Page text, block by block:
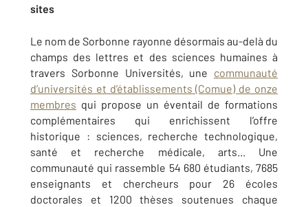
sites
Le nom de Sorbonne rayonne désormais au-delà du
champs des lettres et des sciences humaines à
travers Sorbonne Universités, une communauté
d’universités et d’établissements (Comue) de onze
membres qui propose un éventail de formations
complémentaires qui enrichissent l’offre
historique : sciences, recherche technologique,
santé et recherche médicale, arts... Une
communauté qui rassemble 54 680 étudiants, 7685
enseignants et chercheurs pour 26 écoles
doctorales et 1200 thèses soutenues chaque